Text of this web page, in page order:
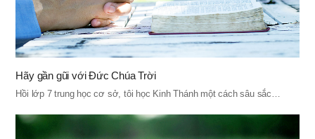
Hãy gần gũi với Đức Chúa Trời
Hồi lớp 7 trung học cơ sở, tôi học Kinh Thánh một cách sâu sắc…